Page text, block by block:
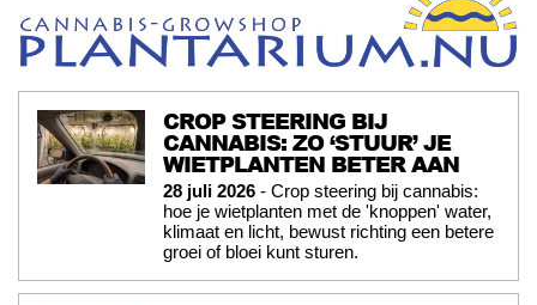
CROP STEERING BIJ
CANNABIS: ZO ‘STUUR’ JE
WIETPLANTEN BETER AAN
28 juli 2026 - Crop steering bij cannabis:
hoe je wietplanten met de 'knoppen' water,
klimaat en licht, bewust richting een betere
groei of bloei kunt sturen.